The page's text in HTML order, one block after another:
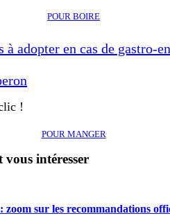
POUR BOIRE
POUR MANGER
adopter en cas de gastro-
!
intéresser
sur les recommandations